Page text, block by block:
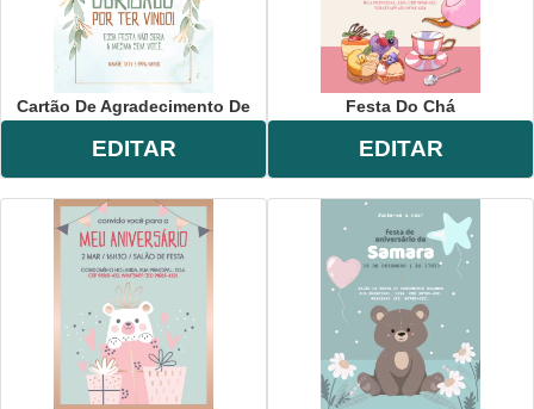
Cartão De Agradecimento De
EDITAR
Festa Do Chá
EDITAR